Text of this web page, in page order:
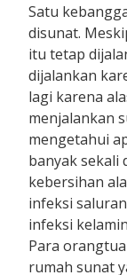
Satu
disunat.
itu tetap
dijalankan
lagi karena
menjalankan
mengetahui
banyak sekali
kebersihan
infeksi
infeksi
Para
rumah sunat